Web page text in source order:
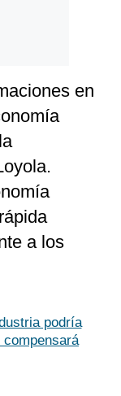
en
a los
podría